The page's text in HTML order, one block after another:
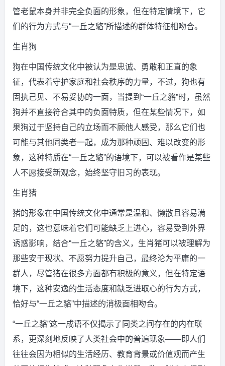
管老鼠本身并非完全负面的形象，但在特定情境下，它
们的行为方式与“一丘之貉”所描述的群体特征相吻合。
生肖狗
狗在中国传统文化中被认为是忠诚、勇敢和正直的象
征，代表着守护家庭和社会秩序的力量，不过，狗也有
固执己见、不易妥协的一面，当提到“一丘之貉”时，虽然
狗并不直接符合其中的负面特质，但在某些情况下，如
果狗过于坚持自己的立场而不顾他人感受，那么它们也
可能与其他同类者一起，成为那种顽固、难以改变的形
象，这种特质在“一丘之貉”的语境下，可以被看作是某些
人不愿接受新观念，始终坚守旧习的表现。
生肖猪
猪的形象在中国传统文化中通常是温和、懒散且容易满
足的，这也意味着它们可能缺乏上进心，容易受到外界
诱惑影响，结合“一丘之貉”的含义，生肖猪可以被理解为
那些安于现状、不愿努力提升自己，最终沦为平庸的一
群人，尽管猪在很多方面都有积极的意义，但在特定语
境下，这种安逸的生活态度和缺乏进取心的行为方式，
恰好与“一丘之貉”中描述的消极面相吻合。
“一丘之貉”这一成语不仅揭示了同类之间存在的内在联
系，更深刻地反映了人类社会中的普遍现象——即人们
往往会因为相似的生活经历、教育背景或价值观而产生